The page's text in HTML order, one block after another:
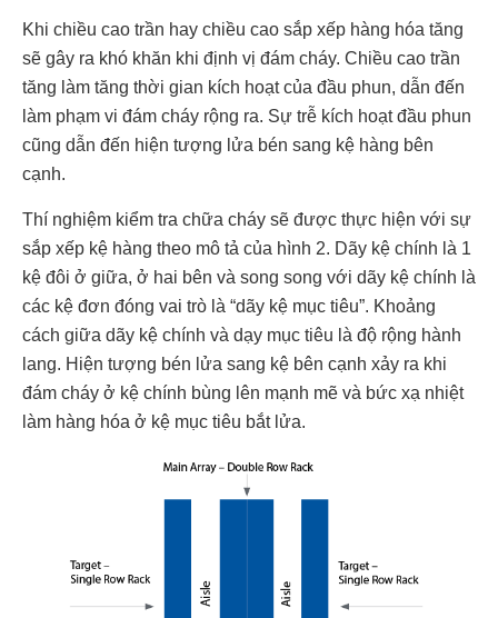
Khi chiều cao trần hay chiều cao sắp xếp hàng hóa tăng
sẽ gây ra khó khăn khi định vị đám cháy. Chiều cao trần
tăng làm tăng thời gian kích hoạt của đầu phun, dẫn đến
làm phạm vi đám cháy rộng ra. Sự trễ kích hoạt đầu phun
cũng dẫn đến hiện tượng lửa bén sang kệ hàng bên
cạnh.
Thí nghiệm kiểm tra chữa cháy sẽ được thực hiện với sự
sắp xếp kệ hàng theo mô tả của hình 2. Dãy kệ chính là 1
kệ đôi ở giữa, ở hai bên và song song với dãy kệ chính là
các kệ đơn đóng vai trò là “dãy kệ mục tiêu”. Khoảng
cách giữa dãy kệ chính và dạy mục tiêu là độ rộng hành
lang. Hiện tượng bén lửa sang kệ bên cạnh xảy ra khi
đám cháy ở kệ chính bùng lên mạnh mẽ và bức xạ nhiệt
làm hàng hóa ở kệ mục tiêu bắt lửa.